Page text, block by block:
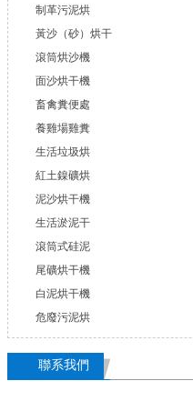
制革污泥烘
黃沙（砂）烘干
滾筒烘沙機
面沙烘干機
畜禽糞便處
養雞場雞糞
生活垃圾烘
紅土鎳礦烘
泥沙烘干機
生活淤泥干
滾筒式硅泥
尾礦烘干機
白泥烘干機
危廢污泥烘
聯系我們